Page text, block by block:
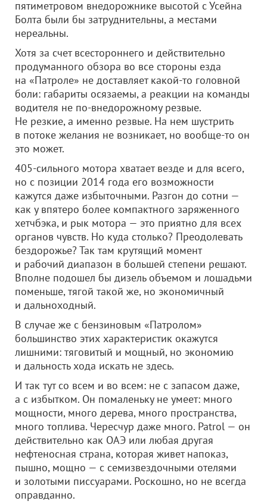
пятиметровом внедорожнике высотой с Усейна
Болта были бы затруднительны, а местами
нереальны.
Хотя за счет всестороннего и действительно
продуманного обзора во все стороны езда
на «Патроле» не доставляет какой-то головной
боли: габариты осязаемы, а реакции на команды
водителя не по-внедорожному резвые.
Не резкие, а именно резвые. На нем шустрить
в потоке желания не возникает, но вообще-то он
это может.
405-сильного мотора хватает везде и для всего,
но с позиции 2014 года его возможности
кажутся даже избыточными. Разгон до сотни —
как у впятеро более компактного заряженного
хетчбэка, и рык мотора — это приятно для всех
органов чувств. Но куда столько? Преодолевать
бездорожье? Так там крутящий момент
и рабочий диапазон в большей степени решают.
Вполне подошел бы дизель объемом и лошадьми
поменьше, тягой такой же, но экономичный
и дальноходный.
В случае же с бензиновым «Патролом»
большинство этих характеристик окажутся
лишними: тяговитый и мощный, но экономию
и дальность хода искать не здесь.
И так тут со всем и во всем: не с запасом даже,
а с избытком. Он помаленьку не умеет: много
мощности, много дерева, много пространства,
много топлива. Чересчур даже много. Patrol — он
действительно как ОАЭ или любая другая
нефтеносная страна, которая живет напоказ,
пышно, мощно — с семизвездочными отелями
и золотыми писсуарами. Роскошно, но не всегда
оправданно.